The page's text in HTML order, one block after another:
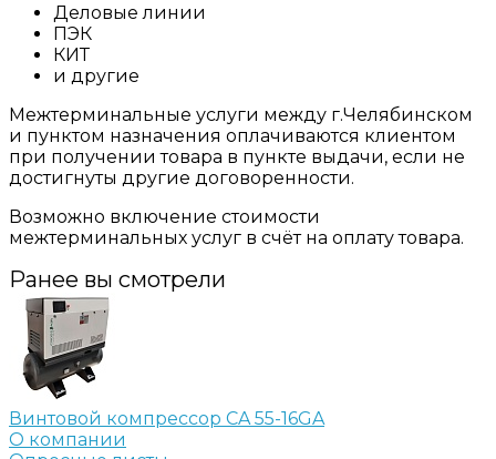
Деловые линии
ПЭК
КИТ
и другие
Межтерминальные услуги между г.Челябинском
и пунктом назначения оплачиваются клиентом
при получении товара в пункте выдачи, если не
достигнуты другие договоренности.
Возможно включение стоимости
межтерминальных услуг в счёт на оплату товара.
Ранее вы смотрели
Винтовой компрессор CA 55-16GA
О компании